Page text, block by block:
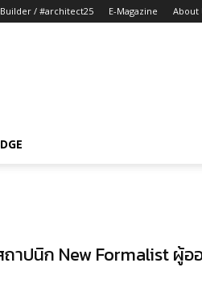
/ #architect25 E-Magazine About
ถาปนิก New Formalist ผู้